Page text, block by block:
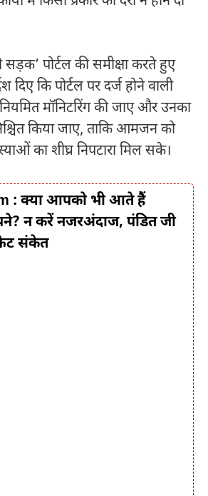
सड़क’ पोर्टल की समीक्षा करते हुए
दिए कि पोर्टल पर दर्ज होने वाली
मॉनिटरिंग की जाए और उनका
किया जाए, ताकि आमजन को
का शीघ्र निपटारा मिल सके।
: क्या आपको भी आते हैं
न करें नजरअंदाज, पंडित जी
संकेत